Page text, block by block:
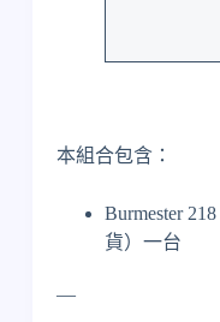
本組合包含：
Burmester
貨）一台
—